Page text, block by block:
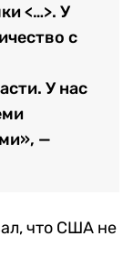
<…>. У
с
У нас
—
что США не